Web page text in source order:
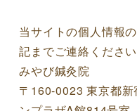
当サイトの個人情報
記までご連絡ください
みやび鍼灸院
〒160-0023 東京都